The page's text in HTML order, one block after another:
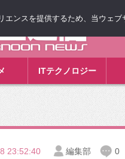
ITテクノロジー
23:52:40 編集部 0
エンスを提供するため、当ウェ